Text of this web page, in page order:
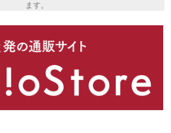
ます。